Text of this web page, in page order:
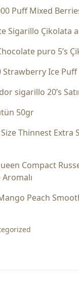
Puff Mixed
Sigarillo Çikolata
puro 5’s
Strawberry Ice Puff
sigarillo 20’s
50gr
Thinnest Extra
Compact
Peach